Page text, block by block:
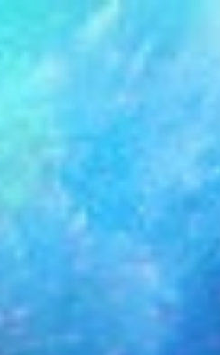
Mappe di gioco Strumenti di giocoNotizie